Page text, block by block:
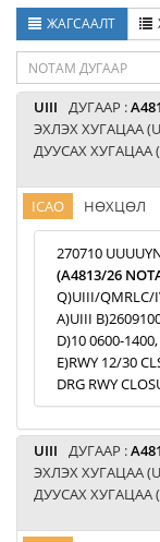
ЖАГСААЛТ
UIII ДУГААР :
ЭХЛЭХ ХУГАЦАА
ДУУСАХ ХУГАЦАА
ICAO НӨХЦӨЛ
270710
(A4813/26
Q)UIII/QMRLC/
A)UIII
D)10 0600-
E)RWY 12/30
DRG RWY
UIII ДУГААР :
ЭХЛЭХ ХУГАЦАА
ДУУСАХ ХУГАЦАА